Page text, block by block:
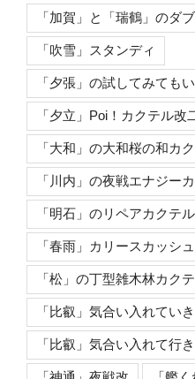
「加賀」と「瑞鶴」のダ
「吹雪」スタンディ
「夕張」の試してみても
「夕立」Poi！カクテル改
「大和」の大和桜の和カ
「川内」の夜戦エナジー
「明石」のリペアカクテ
「春雨」カリースカッシュ
「松」の丁型雑木林カク
「比叡」気合い入れてい
「比叡」気合い入れて行